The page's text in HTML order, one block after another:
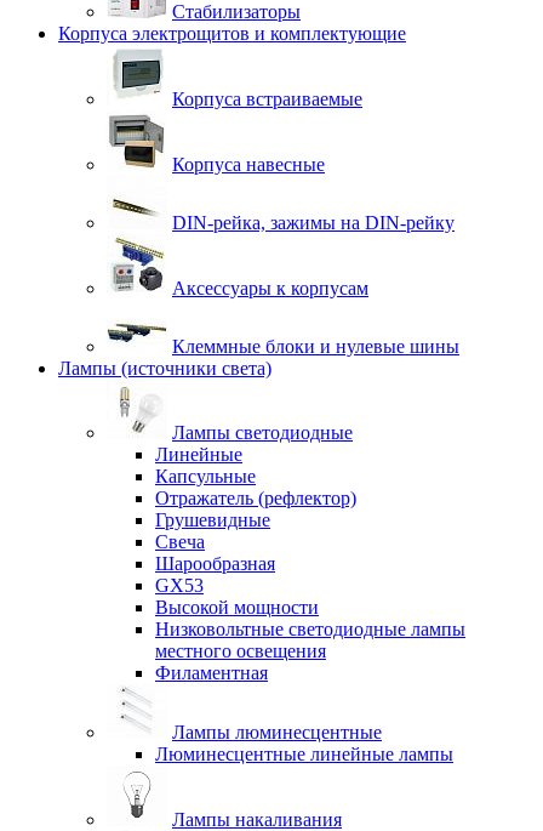
Стабилизаторы
Корпуса электрощитов и комплектующие
Корпуса встраиваемые
Корпуса навесные
DIN-рейка, зажимы на DIN-рейку
Аксессуары к корпусам
Клеммные блоки и нулевые шины
Лампы (источники света)
Лампы светодиодные
Линейные
Капсульные
Отражатель (рефлектор)
Грушевидные
Свеча
Шарообразная
GX53
Высокой мощности
Низковольтные светодиодные лампы
местного освещения
Филаментная
Лампы люминесцентные
Люминесцентные линейные лампы
Лампы накаливания